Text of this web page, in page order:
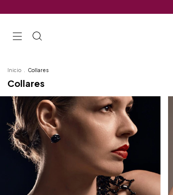
Inicio Collares
Collares